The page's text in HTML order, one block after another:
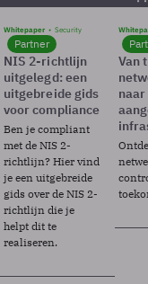
Whitepaper Security
Partner
NIS 2-richtlijn
uitgelegd: een
uitgebreide gids
voor compliance
Ben je compliant
met de NIS 2-
richtlijn? Hier vind
je een uitgebreide
gids over de NIS 2-
richtlijn die je
helpt dit te
realiseren.
Van
naar